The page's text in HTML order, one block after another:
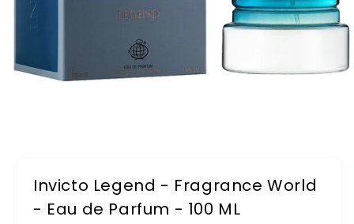
Invicto Legend - Fragrance World
- Eau de Parfum - 100 ML